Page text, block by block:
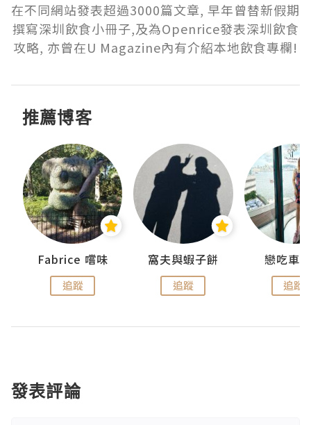
在不同網站發表超過3000篇文章, 早年曾替新假期
撰寫深圳飲食小冊子,及為Openrice發表深圳飲食
攻略, 亦曾在U Magazine內有介紹本地飲食專欄!
推薦博客
Fabrice 嚐味
追蹤
窩夫與蝦子餅
追蹤
戀吃車
追蹤
發表評論